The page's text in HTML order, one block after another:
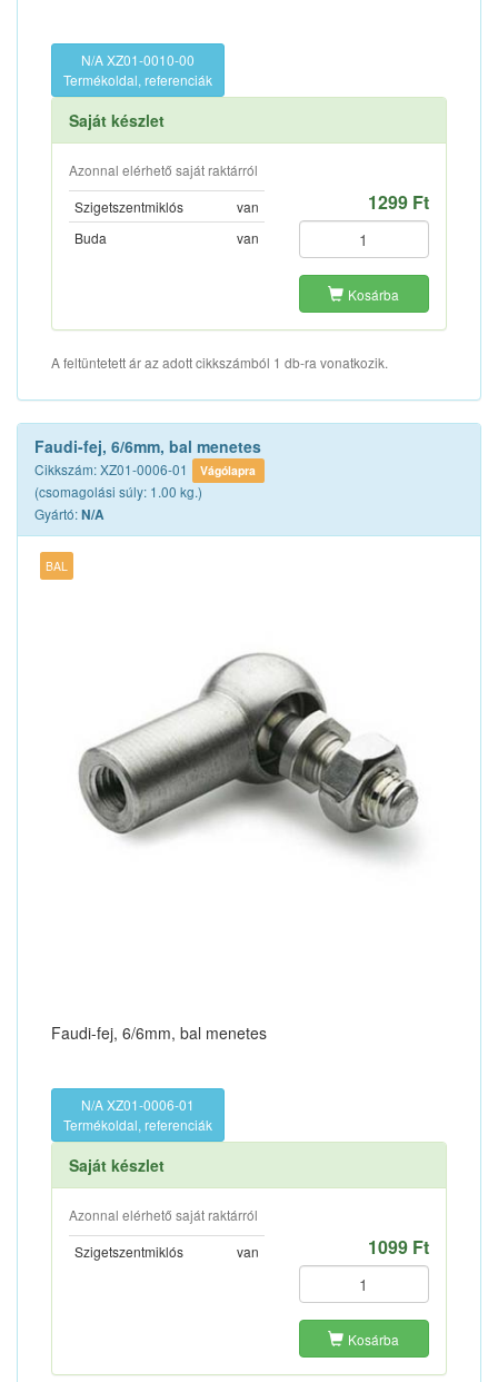
N/A XZ01-0010-00
Termékoldal, referenciák
Saját készlet
Azonnal elérhető saját raktárról
Szigetszentmiklós
van
Buda
van
1299 Ft
Kosárba
A feltüntetett ár az adott cikkszámból 1 db-ra vonatkozik.
Faudi-fej, 6/6mm, bal menetes
Cikkszám: XZ01-0006-01 Vágólapra
(csomagolási súly: 1.00 kg.)
Gyártó:N/A
BAL
Faudi-fej, 6/6mm, bal menetes
N/A XZ01-0006-01
Termékoldal, referenciák
Saját készlet
Azonnal elérhető saját raktárról
Szigetszentmiklós
van 1099 Ft
Kosárba